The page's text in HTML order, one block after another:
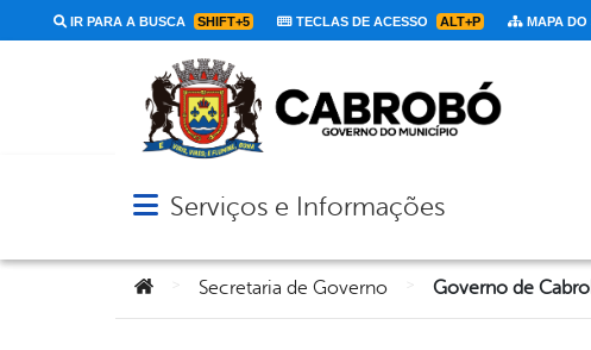
IR PARA A BUSCA SHIFT+5 TECLAS DE ACESSO ALT+P MAPA DO
Abrir menu principal de navegação
Serviços e Informações
Você está aqui:Secretaria de Governo